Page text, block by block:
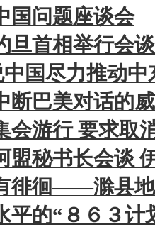
国问题座谈会
旦首相举行会
国尽力推动
断巴美对话的
会游行 要求取
盟秘书长会谈
徘徊——滁县
平的“８６３